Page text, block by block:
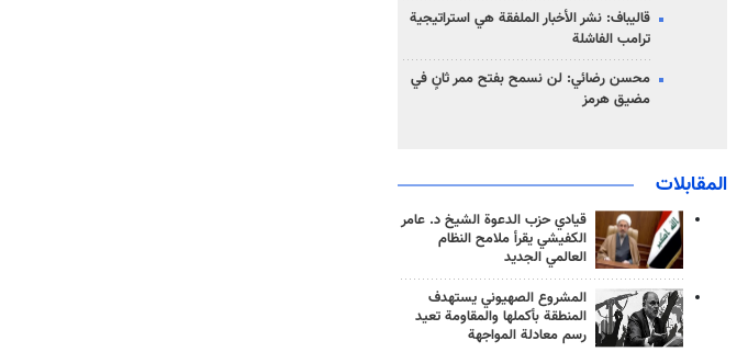
قاليباف: نشر الأخبار الملفقة هي استراتيجية
ترامب الفاشلة
محسن رضائي: لن نسمح بفتح ممر ثانٍ في
مضيق هرمز
المقابلات
قيادي حزب الدعوة الشيخ د. عامر
الكفيشي يقرأ ملامح النظام
العالمي الجديد
المشروع الصهيوني يستهدف
المنطقة بأكملها والمقاومة تعيد
رسم معادلة المواجهة